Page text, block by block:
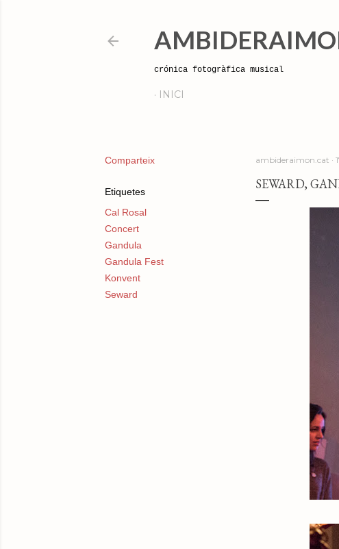
crónica fotogràfica musical
INICI
Comparteix
Etiquetes
Cal Rosal
Concert
Gandula
Gandula Fest
Konvent
Seward
ambideraimon.cat
SEWARD,